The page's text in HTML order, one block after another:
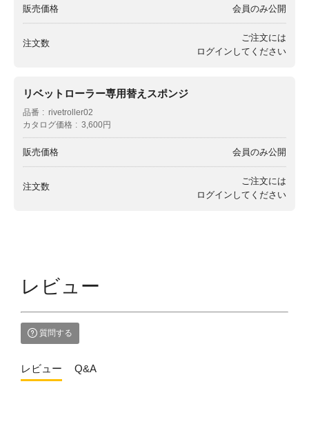
販売価格 会員のみ公開
注文数
ご注文には
ログイン してください
リベットローラー専用替えスポンジ
品番
rivetroller02
カタログ価格
3,600円
販売価格 会員のみ公開
注文数
ご注文には
ログイン してください
レビュー
質問する
レビュー Q&A